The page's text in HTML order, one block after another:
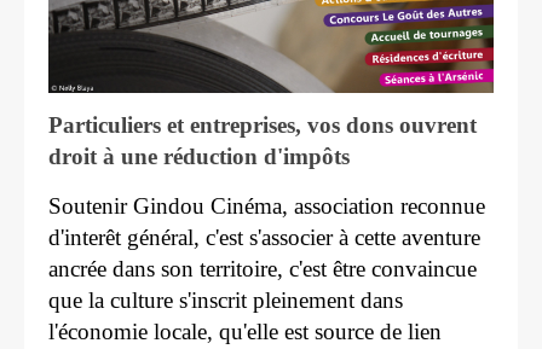
Particuliers et entreprises, vos dons ouvrent
droit à une réduction d'impôts
Soutenir Gindou Cinéma, association reconnue
d'interêt général, c'est s'associer à cette aventure
ancrée dans son territoire, c'est être convaincue
que la culture s'inscrit pleinement dans
l'économie locale, qu'elle est source de lien